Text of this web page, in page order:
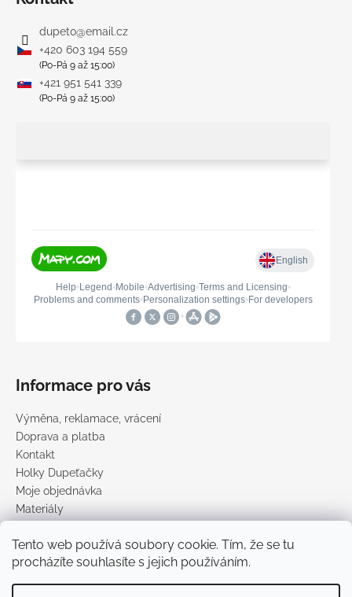
Tento web používá soubory cookie. Tím, že se tu
procházíte souhlasíte s jejich používáním.
dupeto@email.cz
+420 603 194 559
(Po-Pá 9 až 15:00)
+421 951 541 339
(Po-Pá 9 až 15:00)
Informace pro vás
Výměna, reklamace, vrácení
Doprava a platba
Kontakt
Holky Dupeťačky
Moje objednávka
Materiály
Podmínky ochrany osobních údajů
Prodávané značky